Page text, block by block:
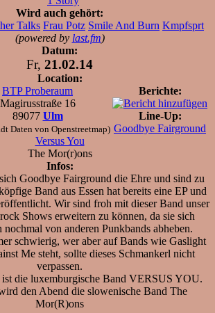
Wird auch gehört:
Talks Frau Potz Smile And Burn Kmpfsprt
(powered by last.fm)
Datum:
Fr, 21.02.14
Location:
BTP Proberaum
Magirusstraße 16
89077 Ulm
Daten von Openstreetmap)
Berichte:
Line-Up:
Goodbye Fairground
Versus You
The Mor(r)ons
Infos:
Goodbye Fairground die Ehre und sind zu
Band aus Essen hat bereits eine EP und
Wir sind froh mit dieser Band unser
Shows erweitern zu können, da sie sich
nochmal von anderen Punkbands abheben.
schwierig, wer aber auf Bands wie Gaslight
Me steht, sollte dieses Schmankerl nicht
verpassen.
die luxemburgische Band VERSUS YOU.
den Abend die slowenische Band The
Mor(R)ons